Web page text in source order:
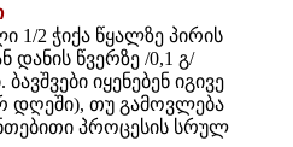
1/2 ჭიქა წყალზე პირის
წვერზე /0,1 გ/
იყენებენ იგივე
დღეში), თუ გამოვლება
პროცესის სრულ